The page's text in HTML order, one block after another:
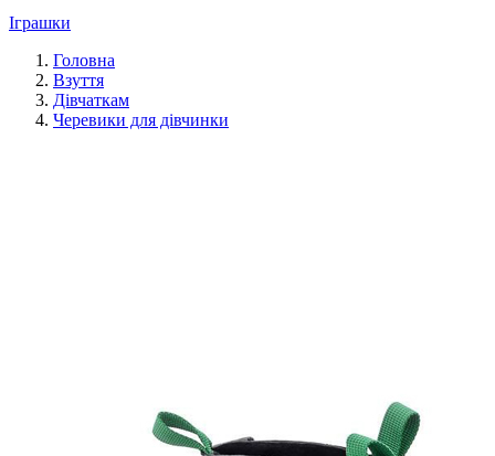
Іграшки
Головна
Взуття
Дівчаткам
Черевики для дівчинки